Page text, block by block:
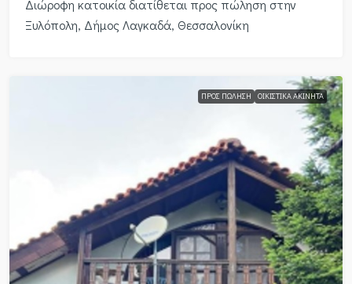
Διώροφη κατοικία διατίθεται προς πώληση στην
Ξυλόπολη, Δήμος Λαγκαδά, Θεσσαλονίκη
ΠΡΟΣ ΠΏΛΗΣΗ ΟΙΚΙΣΤΙΚΆ ΑΚΊΝΗΤΑ